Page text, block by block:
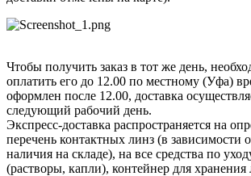
Чтобы получить заказ в тот же день,
оплатить его до 12.00 по местному (Уфа)
оформлен после 12.00, доставка
следующий рабочий день.
Экспресс-доставка распространяется на
перечень контактных линз (в зависимости
наличия на складе), на все средства по
(растворы, капли), контейнер для хранения